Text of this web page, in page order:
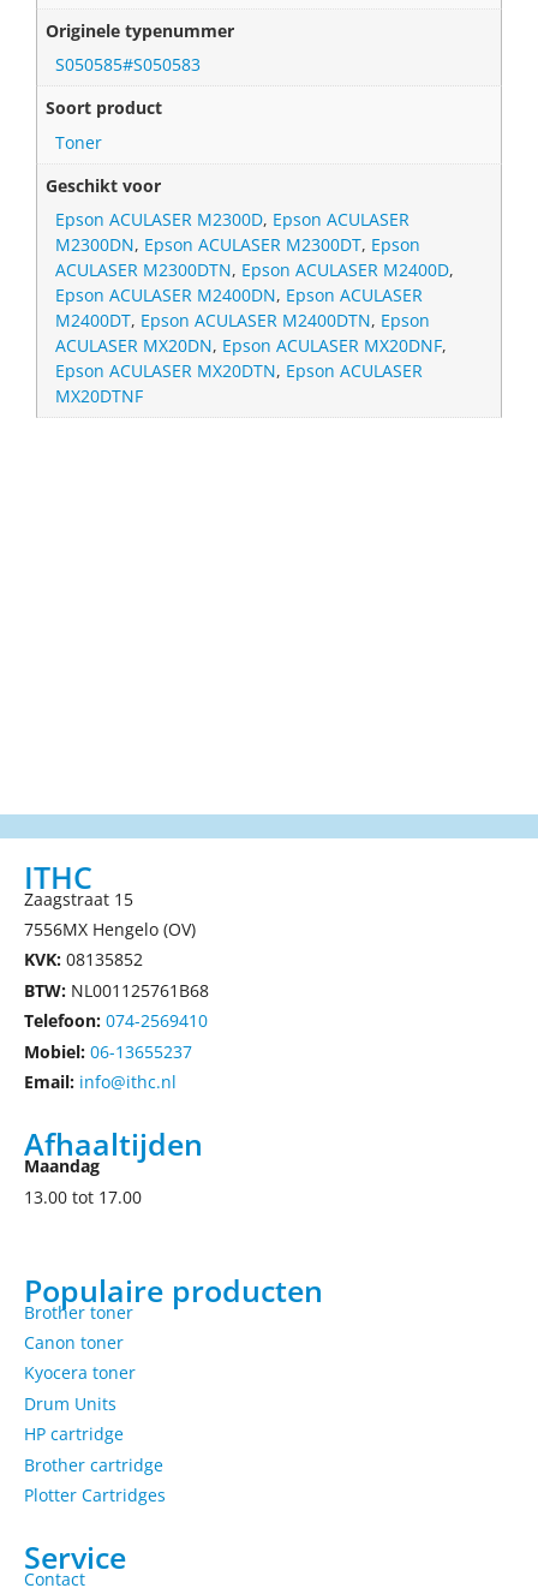
Originele typenummer
S050585#S050583
Soort product
Toner
Geschikt voor
Epson ACULASER M2300D, Epson ACULASER
M2300DN, Epson ACULASER M2300DT, Epson
ACULASER M2300DTN, Epson ACULASER M2400D,
Epson ACULASER M2400DN, Epson ACULASER
M2400DT, Epson ACULASER M2400DTN, Epson
ACULASER MX20DN, Epson ACULASER MX20DNF,
Epson ACULASER MX20DTN, Epson ACULASER
MX20DTNF
ITHC
Zaagstraat 15
7556MX Hengelo (OV)
KVK: 08135852
BTW: NL001125761B68
Telefoon: 074-2569410
Mobiel: 06-13655237
Email: info@ithc.nl
Afhaaltijden
Maandag
13.00 tot 17.00
Populaire producten
Brother toner
Canon toner
Kyocera toner
Drum Units
HP cartridge
Brother cartridge
Plotter Cartridges
Service
Contact